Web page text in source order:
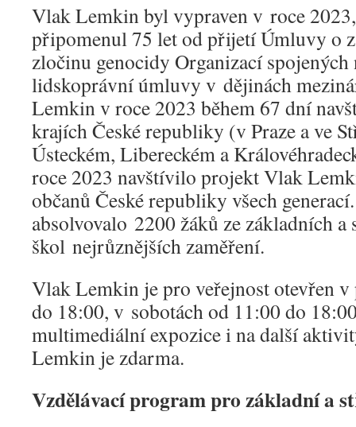
Vlak Lemkin byl vypraven v roce
připomenul 75 let od přijetí Úmluvy o
zločinu genocidy Organizací
lidskoprávní úmluvy v dějinách
Lemkin v roce 2023 během 67 dní
krajích České republiky (v Praze a ve
Ústeckém, Libereckém a
roce 2023 navštívilo projekt Vlak
občanů České republiky všech
absolvovalo 2200 žáků ze základních a
škol nejrůznějších zaměření.
Vlak Lemkin je pro veřejnost otevřen
do 18:00, v sobotách od 11:00 do
multimediální expozice i na další
Lemkin je zdarma.
Vzdělávací program pro základní a